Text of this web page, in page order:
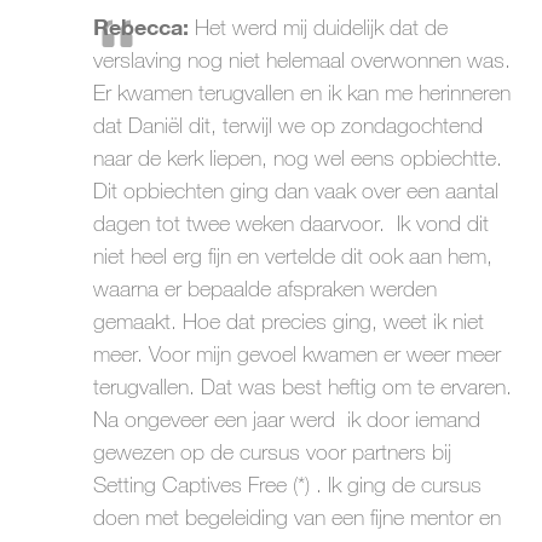
Rebecca: Het werd mij duidelijk dat de
verslaving nog niet helemaal overwonnen was.
Er kwamen terugvallen en ik kan me herinneren
dat Daniël dit, terwijl we op zondagochtend
naar de kerk liepen, nog wel eens opbiechtte.
Dit opbiechten ging dan vaak over een aantal
dagen tot twee weken daarvoor. Ik vond dit
niet heel erg fijn en vertelde dit ook aan hem,
waarna er bepaalde afspraken werden
gemaakt. Hoe dat precies ging, weet ik niet
meer. Voor mijn gevoel kwamen er weer meer
terugvallen. Dat was best heftig om te ervaren.
Na ongeveer een jaar werd ik door iemand
gewezen op de cursus voor partners bij
Setting Captives Free (*) . Ik ging de cursus
doen met begeleiding van een fijne mentor en